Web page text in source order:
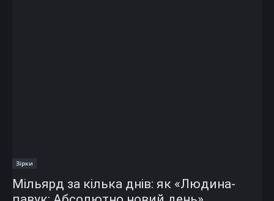
Зірки
Мільярд за кілька днів: як «Людина-